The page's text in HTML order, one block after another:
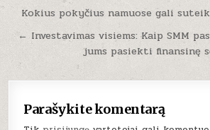
Navigacija
tarp
įrašų
Kokius pokyčius namuose gali
← Investavimas visiems: Kaip SMM
jums pasiekti finansinę
Parašykite komentarą